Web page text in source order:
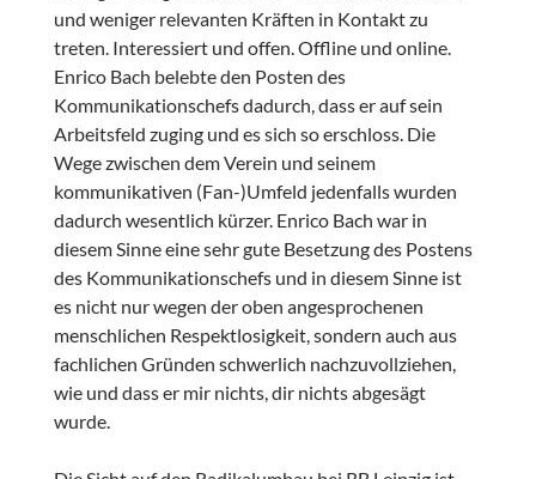
und weniger relevanten Kräften in Kontakt zu
treten. Interessiert und offen. Offline und online.
Enrico Bach belebte den Posten des
Kommunikationschefs dadurch, dass er auf sein
Arbeitsfeld zuging und es sich so erschloss. Die
Wege zwischen dem Verein und seinem
kommunikativen (Fan-)Umfeld jedenfalls wurden
dadurch wesentlich kürzer. Enrico Bach war in
diesem Sinne eine sehr gute Besetzung des Postens
des Kommunikationschefs und in diesem Sinne ist
es nicht nur wegen der oben angesprochenen
menschlichen Respektlosigkeit, sondern auch aus
fachlichen Gründen schwerlich nachzuvollziehen,
wie und dass er mir nichts, dir nichts abgesägt
wurde.